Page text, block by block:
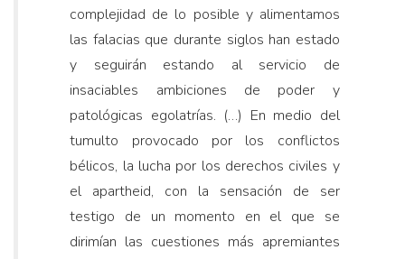
complejidad de lo posible y alimentamos
las falacias que durante siglos han estado
y seguirán estando al servicio de
insaciables ambiciones de poder y
patológicas egolatrías. (…) En medio del
tumulto provocado por los conflictos
bélicos, la lucha por los derechos civiles y
el apartheid, con la sensación de ser
testigo de un momento en el que se
dirimían las cuestiones más apremiantes